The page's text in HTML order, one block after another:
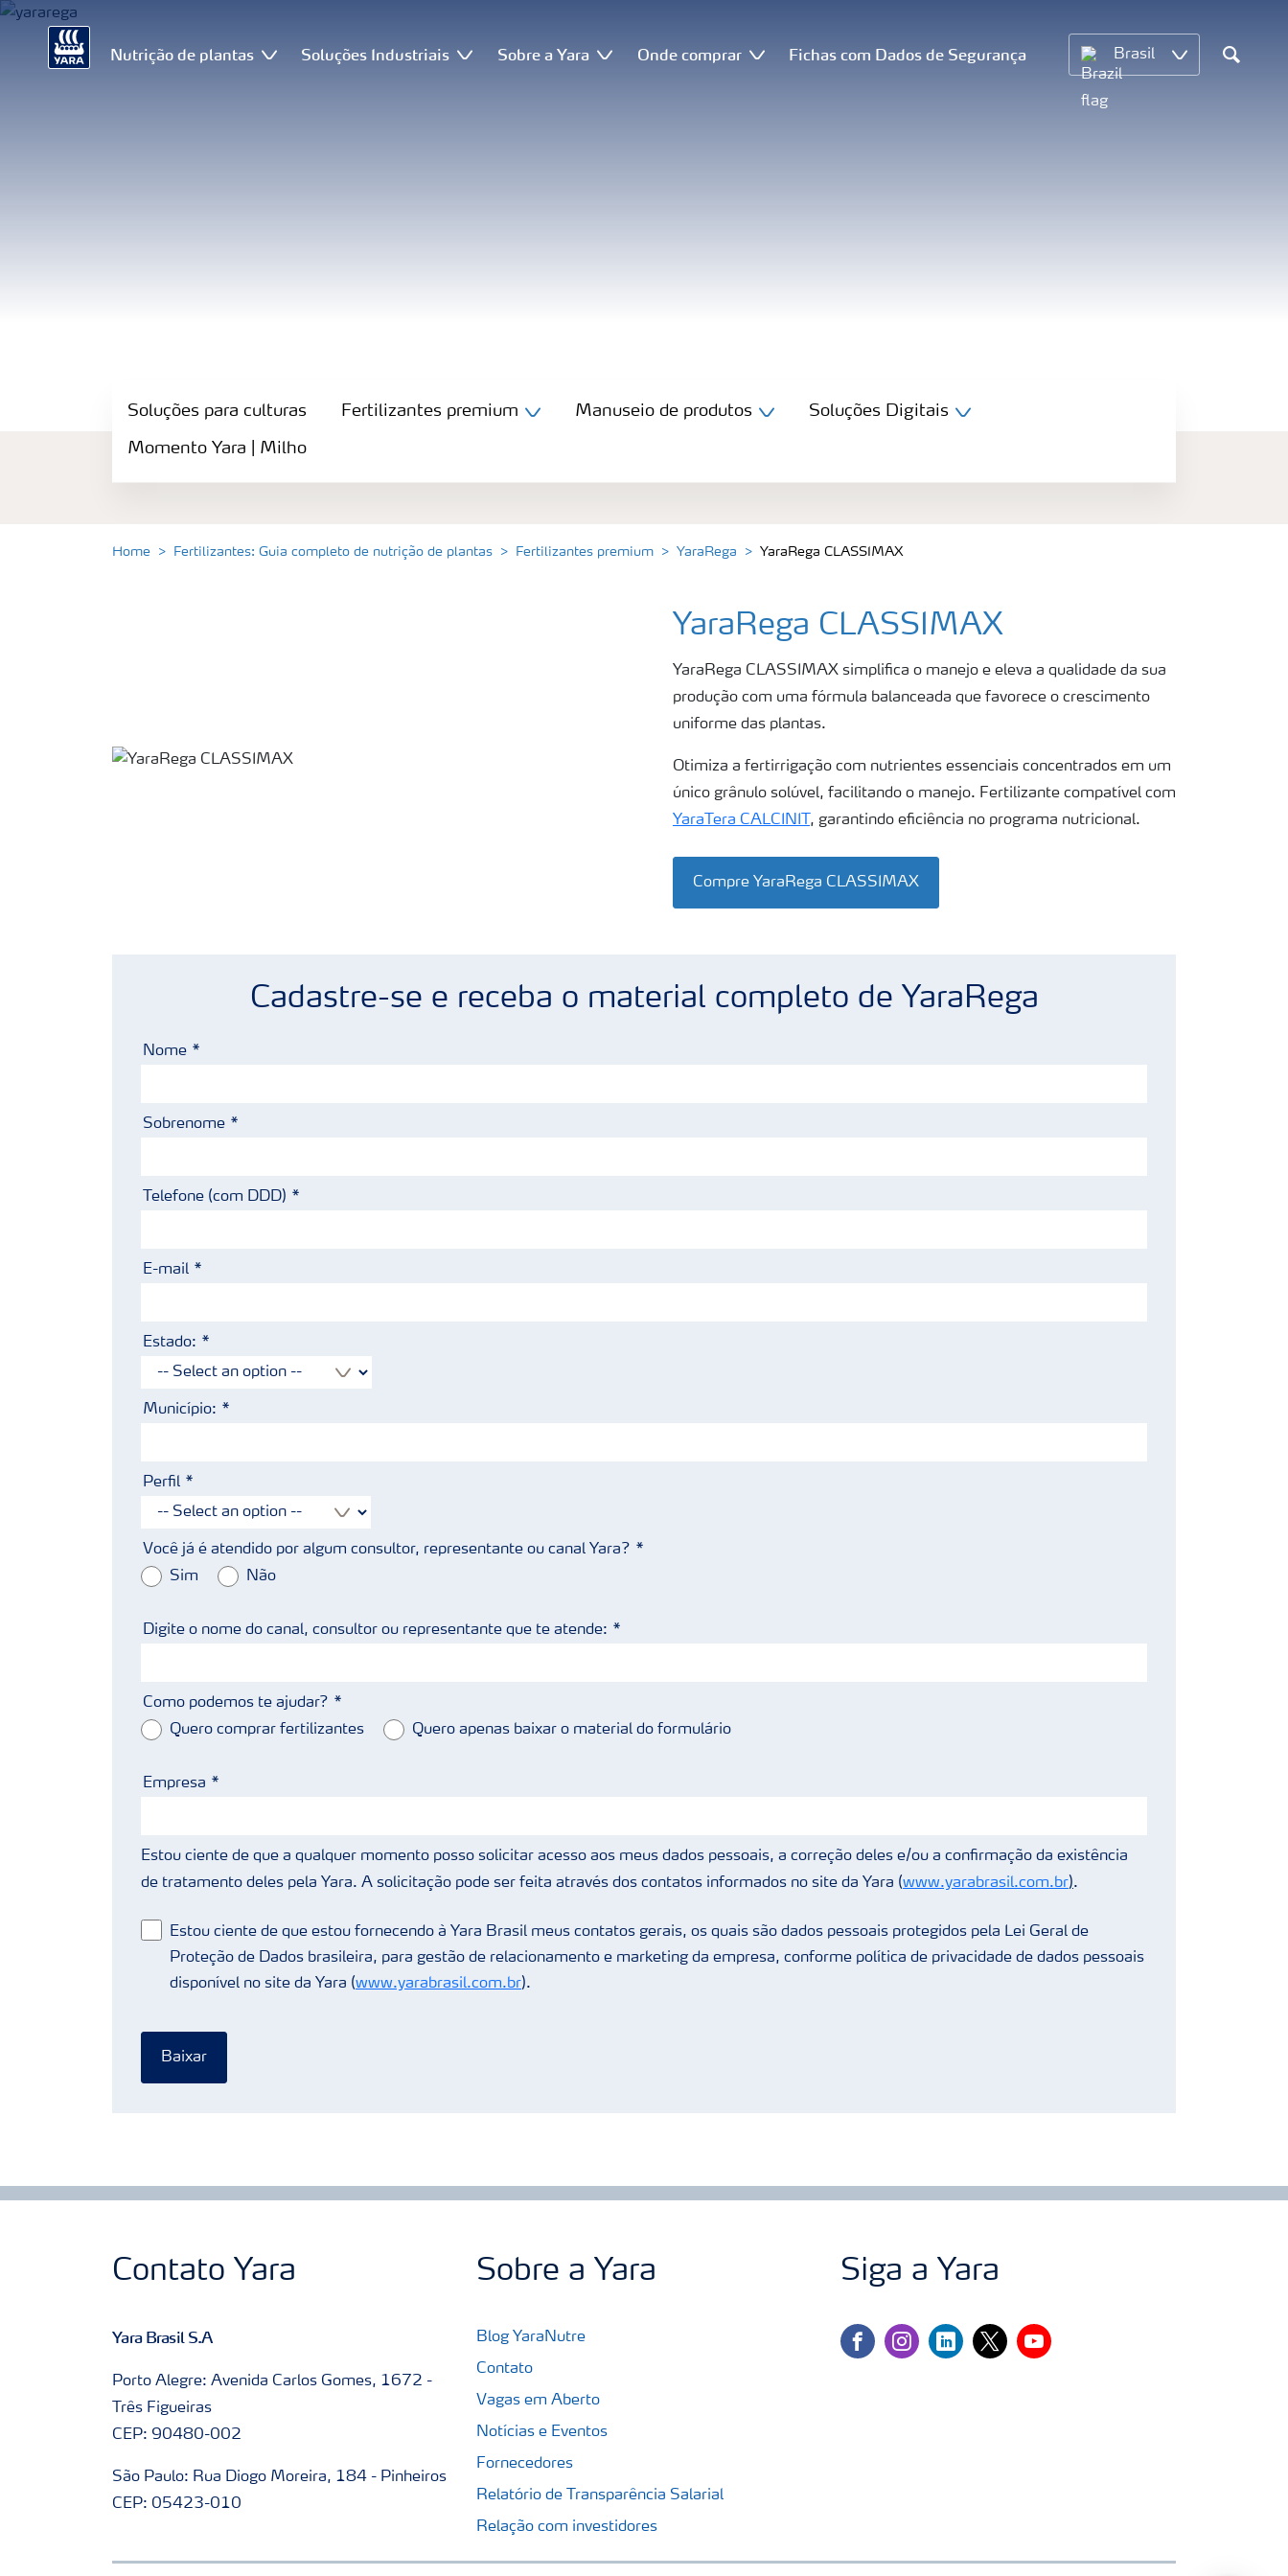
Nutrição de plantas Soluções Industriais Sobre a Yara Onde comprar Fichas com Dados de Segurança Brasil
Search
culturas
Fertilizantes
premium
Soluções para culturas Fertilizantes premium Manuseio de produtos Soluções Digitais
Momento Yara | Milho
Home Fertilizantes: Guia completo de nutrição de plantas Fertilizantes premium YaraRega YaraRega CLASSIMAX
YaraRega CLASSIMAX
YaraRega CLASSIMAX simplifica o manejo e eleva a qualidade da sua
produção com uma fórmula balanceada que favorece o crescimento
uniforme das plantas.
Otimiza a fertirrigação com nutrientes essenciais concentrados em um
único grânulo solúvel, facilitando o manejo. Fertilizante compatível com
YaraTera CALCINIT , garantindo eficiência no programa nutricional.
Compre YaraRega CLASSIMAX
Cadastre-se e receba o material completo de YaraRega
Nome
Sobrenome
Telefone (com DDD)
E-mail
Estado:
Município:
Perfil
Você já é atendido por algum consultor, representante ou canal Yara?
Sim
Não
Digite o nome do canal, consultor ou representante que te atende:
Como podemos te ajudar?
Quero comprar fertilizantes
Quero apenas baixar o material do formulário
Empresa
Estou ciente de que a qualquer momento posso solicitar acesso aos meus dados pessoais, a correção deles e/ou a confirmação da existência
de tratamento deles pela Yara. A solicitação pode ser feita através dos contatos informados no site da Yara (www.yarabrasil.com.br).
Estou ciente de que estou fornecendo à Yara Brasil meus contatos gerais, os quais são dados pessoais protegidos pela Lei Geral de
Proteção de Dados brasileira, para gestão de relacionamento e marketing da empresa, conforme política de privacidade de dados pessoais
disponível no site da Yara (www.yarabrasil.com.br).
Baixar
Contato Yara
Yara Brasil S.A
Porto Alegre: Avenida Carlos Gomes, 1672 -
Três Figueiras
CEP: 90480-002
São Paulo: Rua Diogo Moreira, 184 - Pinheiros
CEP: 05423-010
Sobre a Yara
Blog YaraNutre
Contato
Vagas em Aberto
Notícias e Eventos
Fornecedores
Relatório de Transparência Salarial
Relação com investidores
Siga a Yara
facebookinstagramlinkedintwitteryoutube